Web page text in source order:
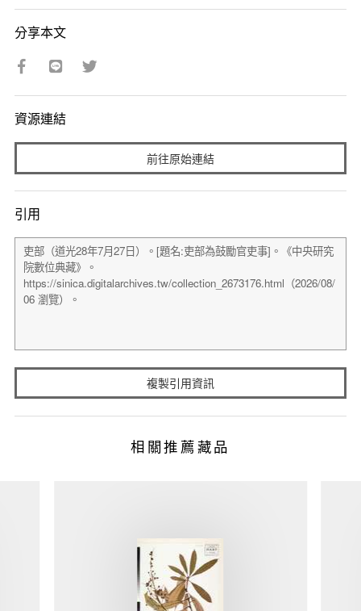
分享本文
資源連結
前往原始連結
引用
複製引用資訊
相關推薦藏品